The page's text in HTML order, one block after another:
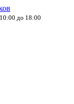
до 18:00